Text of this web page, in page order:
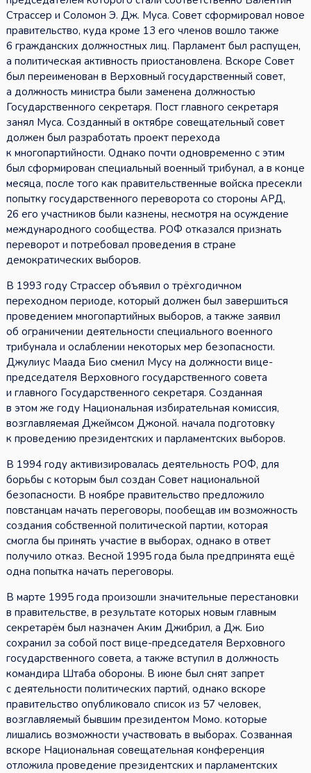
Страссер и Соломон Э. Дж. Муса. Совет сформировал новое
правительство, куда кроме 13 его членов вошло также
6 гражданских должностных лиц. Парламент был распущен,
а политическая активность приостановлена. Вскоре Совет
был переименован в Верховный государственный совет,
а должность министра были заменена должностью
Государственного секретаря. Пост главного секретаря
занял Муса. Созданный в октябре совещательный совет
должен был разработать проект перехода
к многопартийности. Однако почти одновременно с этим
был сформирован специальный военный трибунал, а в конце
месяца, после того как правительственные войска пресекли
попытку государственного переворота со стороны АРД,
26 его участников были казнены, несмотря на осуждение
международного сообщества. РОФ отказался признать
переворот и потребовал проведения в стране
демократических выборов.
В 1993 году Страссер объявил о трёхгодичном
переходном периоде, который должен был завершиться
проведением многопартийных выборов, а также заявил
об ограничении деятельности специального военного
трибунала и ослаблении некоторых мер безопасности.
Джулиус Маада Био сменил Мусу на должности вице-
председателя Верховного государственного совета
и главного Государственного секретаря. Созданная
в этом же году Национальная избирательная комиссия,
возглавляемая Джеймсом Джоной. начала подготовку
к проведению президентских и парламентских выборов.
В 1994 году активизировалась деятельность РОФ, для
борьбы с которым был создан Совет национальной
безопасности. В ноябре правительство предложило
повстанцам начать переговоры, пообещав им возможность
создания собственной политической партии, которая
смогла бы принять участие в выборах, однако в ответ
получило отказ. Весной 1995 года была предпринята ещё
одна попытка начать переговоры.
В марте 1995 года произошли значительные перестановки
в правительстве, в результате которых новым главным
секретарём был назначен Аким Джибрил, а Дж. Био
сохранил за собой пост вице-председателя Верховного
государственного совета, а также вступил в должность
командира Штаба обороны. В июне был снят запрет
с деятельности политических партий, однако вскоре
правительство опубликовало список из 57 человек,
возглавляемый бывшим президентом Момо. которые
лишались возможности участвовать в выборах. Созванная
вскоре Национальная совещательная конференция
отложила проведение президентских и парламентских